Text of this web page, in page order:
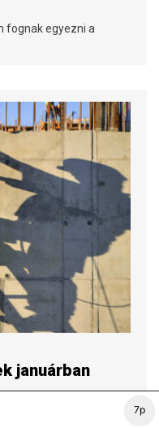
7p
fognak egyezni a
januárban